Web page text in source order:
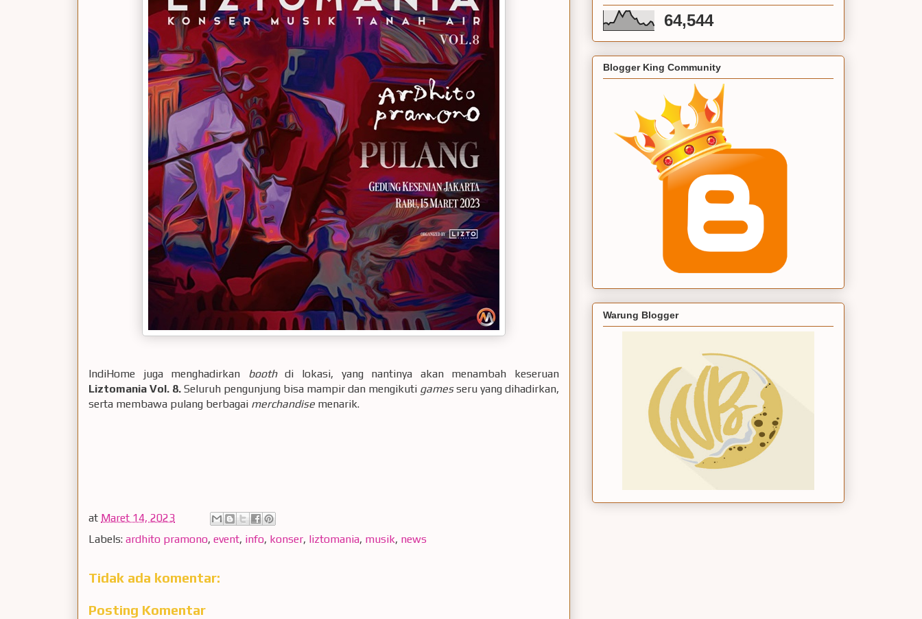
IndiHome juga menghadirkan boothdi lokasi, yang nantinya akan menambah keseruan
Liztomania Vol. 8. Seluruh pengunjung bisa mampir dan mengikuti gamesseru yang dihadirkan,
serta membawa pulang berbagai merchandise menarik.
at Maret 14, 2023
Labels: ardhito pramono, event, info, konser, liztomania, musik, news
Tidak ada komentar:
Posting Komentar
64,544
Blogger King Community
Warung Blogger